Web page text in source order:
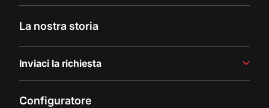
Linee di riempimento
Ultimi aggiornamenti
La nostra storia
Inviaci la richiesta
Richiesta di documentazione
Configuratore